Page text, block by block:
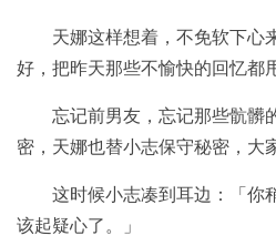
天娜这样想着，不免软下心
好，把昨天那些不愉快的回忆都
忘记前男友，忘记那些骯髒
密，天娜也替小志保守秘密，大
这时候小志凑到耳边：「你
该起疑心了。」